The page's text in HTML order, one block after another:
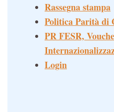
Rassegna stampa
Politica Parità di
PR FESR,
Login